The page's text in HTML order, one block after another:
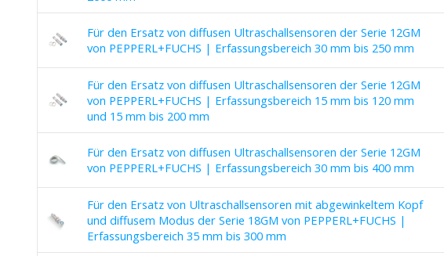
Für den Ersatz von diffusen Ultraschallsensoren der Serie 12GM
von PEPPERL+FUCHS | Erfassungsbereich 30 mm bis 250 mm
Für den Ersatz von diffusen Ultraschallsensoren der Serie 12GM
von PEPPERL+FUCHS | Erfassungsbereich 15 mm bis 120 mm
und 15 mm bis 200 mm
Für den Ersatz von diffusen Ultraschallsensoren der Serie 12GM
von PEPPERL+FUCHS | Erfassungsbereich 30 mm bis 400 mm
Für den Ersatz von Ultraschallsensoren mit abgewinkeltem Kopf
und diffusem Modus der Serie 18GM von PEPPERL+FUCHS |
Erfassungsbereich 35 mm bis 300 mm